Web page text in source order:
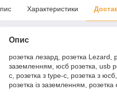
Характеристики
Опис
розетка лезард, розетка Lezard,
заземленням, юсб розетка, usb
c, розетка з type-c, розетка з
розетка із заземленням, розетка